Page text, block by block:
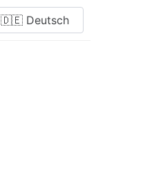
🇩🇪 Deutsch